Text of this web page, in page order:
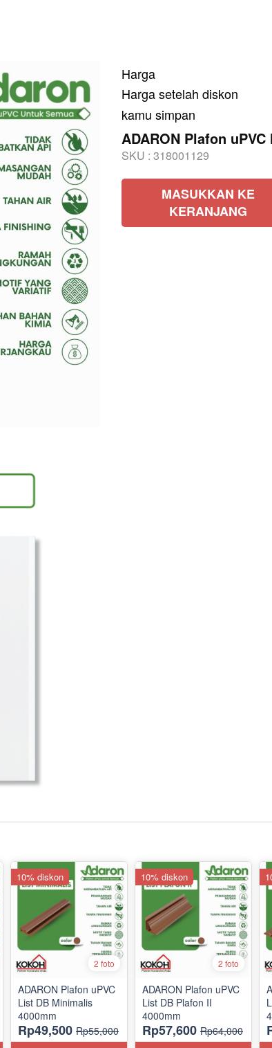
Harga
Harga setelah diskon
kamu simpan
ADARON Plafon
SKU : 318001129
MASUKKAN KE
KERANJANG
2 foto
ADARON Plafon uPVC
List DB Minimalis
4000mm
Rp49,500 Rp55,000
10% diskon
2 foto
ADARON Plafon uPVC
List DB Plafon II
4000mm
Rp57,600 Rp64,000
10% diskon